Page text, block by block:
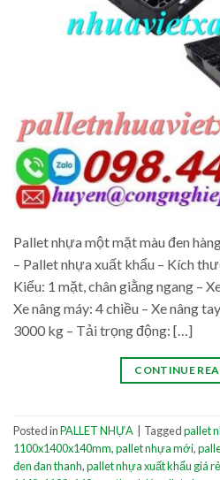
Pallet nhựa một mặt màu đen
– Pallet nhựa xuất khẩu – Kích
Kiểu: 1 mặt, chân giằng ngang –
Xe nâng máy: 4 chiều – Xe nâng
3000 kg – Tải trọng động: […]
CONTINUE
Posted inPALLET NHỰA Taggedpallet
1100x1400x140mm,pallet nhựa mới,
đen đan thanh,pallet nhựa xuất khẩu giá rẻ